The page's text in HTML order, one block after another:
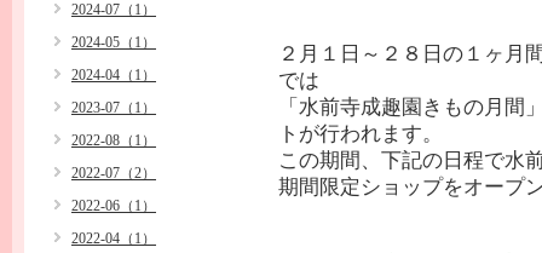
２月１日～２８日の１ヶ月
では
「水前寺成趣園きもの月間
トが行われます。
この期間、下記の日程で水
期間限定ショップをオープ
2024-07（1）
2024-05（1）
2024-04（1）
2023-07（1）
2022-08（1）
2022-07（2）
2022-06（1）
2022-04（1）